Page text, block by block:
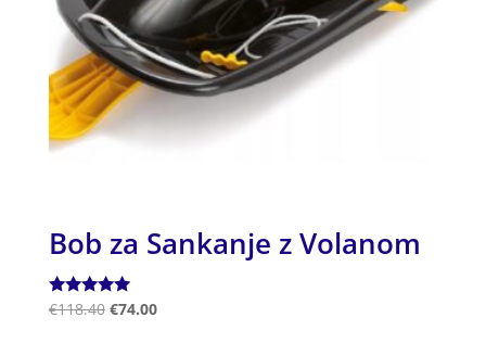
Bob za Sankanje z Volanom
Ocenjeno
€118.40 €74.00